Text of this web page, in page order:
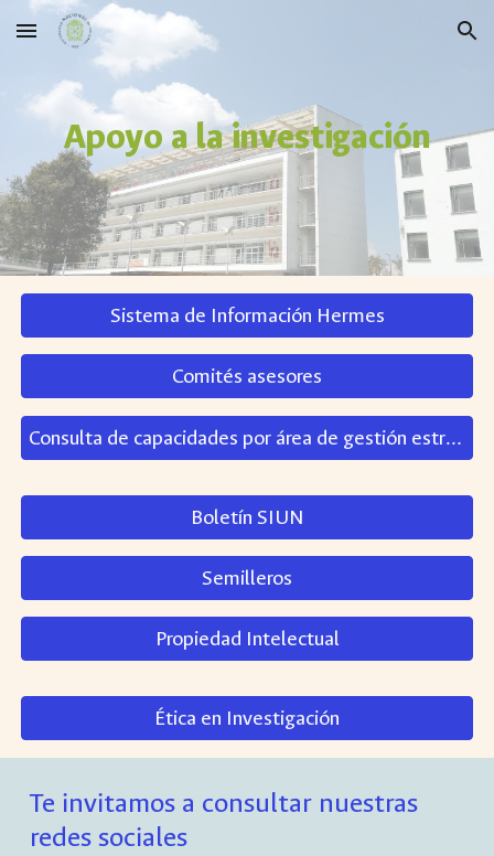
Skip to main content Skip to navigation
Apoyo a la investigación
Sistema de Información Hermes
Comités asesores
Consulta de capacidades por área de gestión estratégica
Boletín SIUN
Semilleros
Propiedad Intelectual
Ética en Investigación
Te invitamos a consultar nuestras
redes sociales